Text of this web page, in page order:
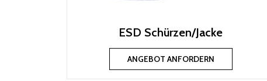
ESD Schürzen/Jacke
ANGEBOT ANFORDERN